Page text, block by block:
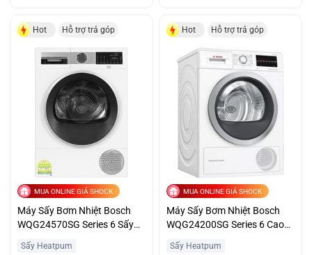
Hot Hỗ trợ trả góp
MUA ONLINE GIÁ SHOCK
Máy Sấy Bơm Nhiệt Bosch
WQG24570SG Series 6 Sấy
Sấy Heatpum
Hot Hỗ trợ trả góp
MUA ONLINE GIÁ SHOCK
Máy Sấy Bơm Nhiệt Bosch
WQG24200SG Series 6 Cao
Sấy Heatpum